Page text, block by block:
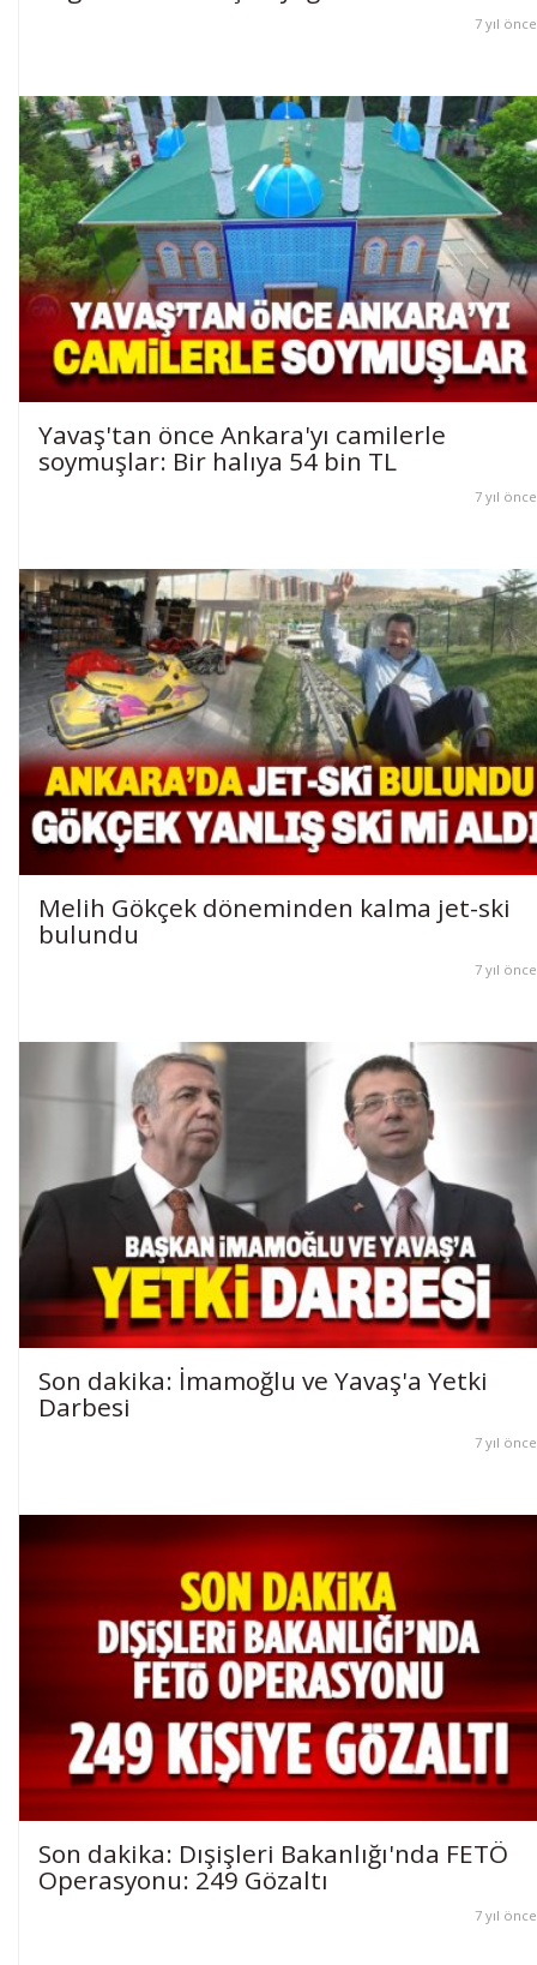
7 yıl önce
Yavaş'tan önce Ankara'yı camilerle
soymuşlar: Bir halıya 54 bin TL
7 yıl önce
Melih Gökçek döneminden kalma jet-ski
bulundu
7 yıl önce
Son dakika: İmamoğlu ve Yavaş'a Yetki
Darbesi
7 yıl önce
Son dakika: Dışişleri Bakanlığı'nda FETÖ
Operasyonu: 249 Gözaltı
7 yıl önce